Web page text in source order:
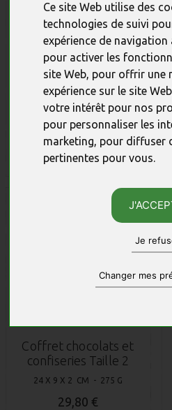
Ce site Web utilise des
technologies de suivi
expérience de
pour activer les
site Web, pour offrir une
expérience sur le site Web
votre intérêt pour nos
pour personnaliser les
marketing, pour diffuser
pertinentes pour vous.
Je
Changer mes
A AJOUTER EN CAS DE
CHALEUR
Accumulateur de froid
et emballage
isotherme
17 X 9 X 4 CM
2,70 €
achat rapide
Coffret chocolats et
confiseries Taille 2
24 X 9 X 2 CM - 275 G
29,80 €